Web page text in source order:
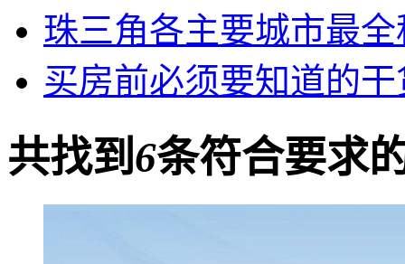
珠三角各主要城市最
买房前必须要知道的干
共找到6条符合要求